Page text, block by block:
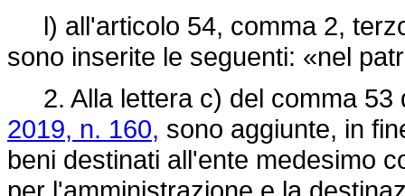
l) all'articolo 54, comma 2,
sono inserite le seguenti: «nel
2. Alla lettera c) del comma 53
2019, n. 160, sono aggiunte, in
beni destinati all'ente medesimo